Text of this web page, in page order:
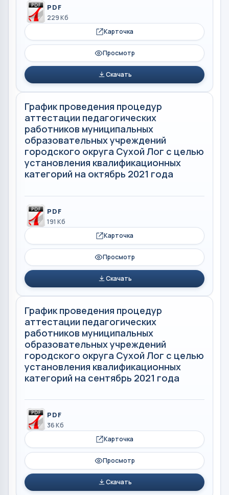
PDF
229 Кб
Карточка
Просмотр
Скачать
График проведения процедур
аттестации педагогических
работников муниципальных
образовательных учреждений
городского округа Сухой Лог с целью
установления квалификационных
категорий на октябрь 2021 года
PDF
191 Кб
Карточка
Просмотр
Скачать
График проведения процедур
аттестации педагогических
работников муниципальных
образовательных учреждений
городского округа Сухой Лог с целью
установления квалификационных
категорий на сентябрь 2021 года
PDF
36 Кб
Карточка
Просмотр
Скачать